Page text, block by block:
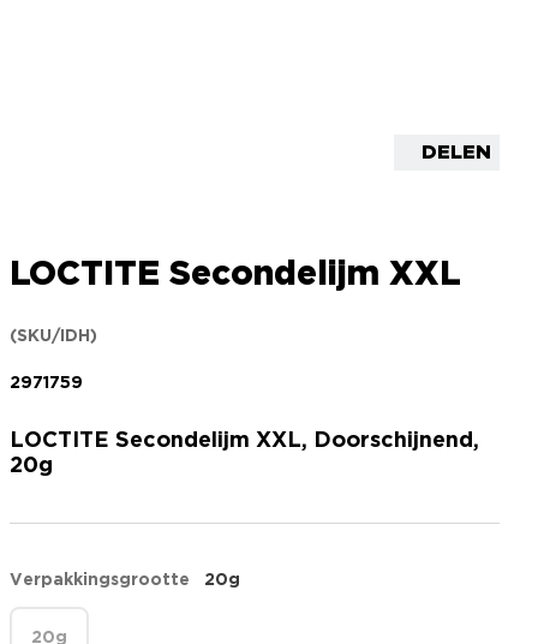
DELEN
LOCTITE Secondelijm XXL
(SKU/IDH)
2971759
LOCTITE Secondelijm XXL, Doorschijnend,
20g
Verpakkingsgrootte 20g
20g